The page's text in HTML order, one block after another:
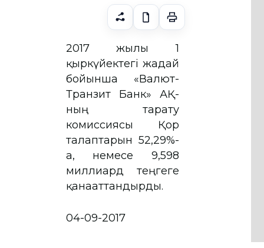
2017 жылғы 1
қыркүйектегі жағдай
бойынша «Валют-
Транзит Банк» АҚ-
ның тарату
комиссиясы Қор
талаптарын 52,29%-
ға, немесе 9,598
миллиард теңгеге
қанағаттандырды.
04-09-2017